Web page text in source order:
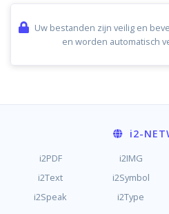
Uw bestanden zijn veilig en
en worden automatisch
i2-
i2PDF i2IMG
i2Text
i2Symbol
i2Speak
i2Type